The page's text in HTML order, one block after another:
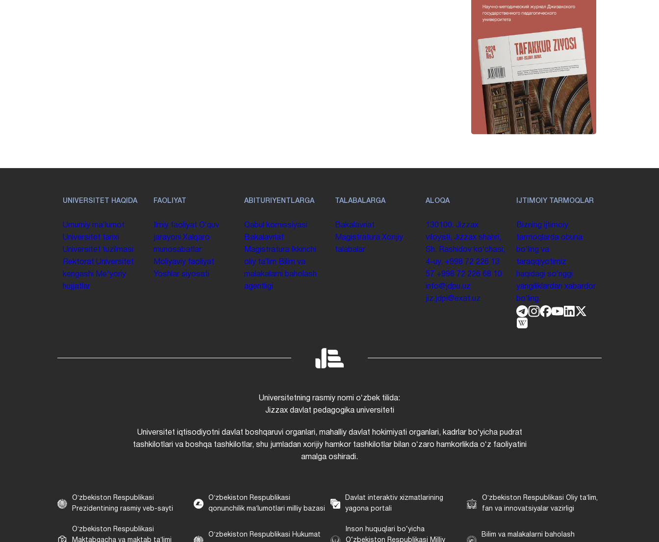
UNIVERSITET HAQIDA
Umumiy maʼlumot
Universitet tarixi
Universitet tuzilmasi
Rektorat Universitet
kengashi
Me'yoriy
hujjatlar
FAOLIYAT
Ilmiy faoliyat Oʻquv
jarayoni Xalqaro
munosabatlar
Moliyaviy faoliyat
Yoshlar siyosati
ABITURIYENTLARGA
Qabul komissiyasi
Bakalavriat
Magistratura
Ikkinchi
oliy taʼlim Bilim va
malakalarni baholash
agentligi
TALABALARGA
Bakalavriat
Magistratura Xorijiy
talabalar
ALOQA
130100. Jizzax
viloyati, Jizzax shahri,
Sh. Rashidov koʻchasi,
4-uy. +998 72 226 13
57 +998 72 226 68 10
info@jdpu.uz
jiz.jdpi@exat.uz
IJTIMOIY TARMOQLAR
Bizning ijtimoiy
tarmoqlarda obuna
boʻling va
taraqqiyotimiz
haqidagi soʻnggi
yangiliklardan xabardor
boʻling.
Universitetning rasmiy nomi oʻzbek tilida:
Jizzax davlat pedagogika universiteti
Universitet iqtisodiyotni davlat boshqaruvi organlari, mahalliy davlat hokimiyati organlari, kadrlar boʻyicha pudrat
tashkilotlari va boshqa tashkilotlar, shu jumladan xorijiy hamkor tashkilotlar bilan oʻzaro hamkorlikda oʻz faoliyatini
amalga oshiradi.
Oʻzbekiston Respublikasi
Prezidentining rasmiy veb-sayti
Oʻzbekiston Respublikasi
qonunchilik maʼlumotlari milliy bazasi
Davlat interaktiv xizmatlarining
yagona portali
Oʻzbekiston Respublikasi Oliy taʼlim,
fan va innovatsiyalar vazirligi
Oʻzbekiston Respublikasi
Maktabgacha va maktab taʼlimi
Oʻzbekiston Respublikasi Hukumat
Inson huquqlari bo‘yicha
O‘zbekiston Respublikasi Milliy
Bilim va malakalarni baholash